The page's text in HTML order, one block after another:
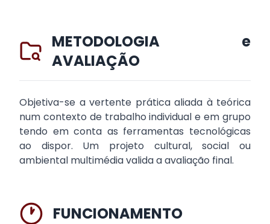
METODOLOGIA e
AVALIAÇÃO
Objetiva-se a vertente prática aliada à teórica
num contexto de trabalho individual e em grupo
tendo em conta as ferramentas tecnológicas
ao dispor. Um projeto cultural, social ou
ambiental multimédia valida a avaliação final.
FUNCIONAMENTO